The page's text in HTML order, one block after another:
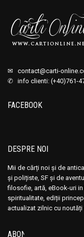
✉ contact@carti-
✆ info clienti: (+40)761-
FACEBOOK
DESPRE NOI
Mii de cărți noi și de
și polițiste, SF și de
filosofie, artă, eBook-uri
spiritualitate, ediții
actualizat zilnic cu
ABONEAZĂ-TE LA